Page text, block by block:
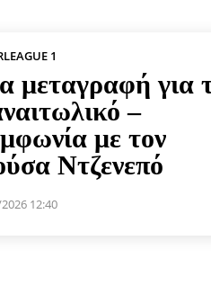
1
μεταγραφή για
–
με τον
Ντζενεπό
12:40